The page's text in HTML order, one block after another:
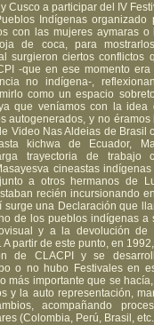
Cusco a participar del IV
Indígenas organizado
con las mujeres aymaras o
de coca, para
surgieron ciertos conflictos
-que en ese momento era
no indígena-,
como un espacio
que veníamos con la idea
autogenerados, y no éramos
Video Nas Aldeias de Brasil
kichwa de Ecuador,
trayectoria de trabajo
cineastas
a otros hermanos de
recién incursionando
surge una Declaración que
de los pueblos indígenas a
y a la devolución de
partir de este punto, en
de CLACPI y se
o no hubo Festivales en
más importante que se
y la auto representación,
acompañando
(Colombia, Perú, Brasil,